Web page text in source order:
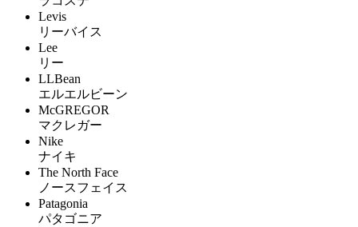
Levis
リーバイス
Lee
リー
LLBean
エルエルビーン
McGREGOR
マクレガー
Nike
ナイキ
The North Face
ノースフェイス
Patagonia
パタゴニア